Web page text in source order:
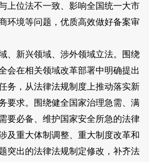
上位法不一致、影响全国统一大市
环境等问题，优质高效做好备案审
新兴领域、涉外领域立法。围绕
会在相关领域改革部署中明确提出
务，从法律法规制度上推动落实新
要求。围绕健全国家治理急需、满
要必备、维护国家安全所急的法律
及重大体制调整、重大制度改革和
突出的法律法规制定修改，补齐法